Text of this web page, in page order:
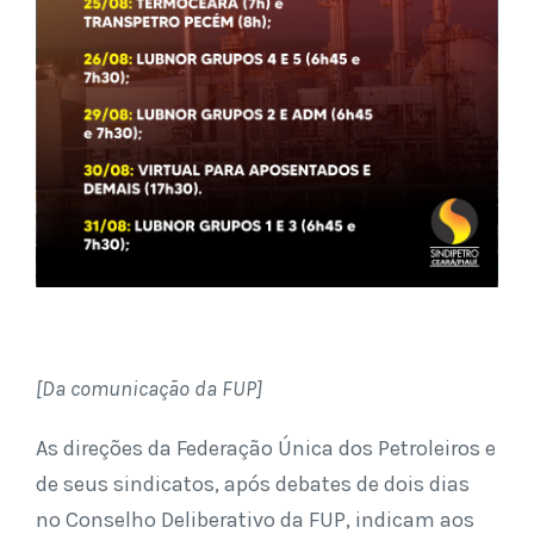
[Da comunicação da FUP]
As direções da Federação Única dos Petroleiros e
de seus sindicatos, após debates de dois dias
no Conselho Deliberativo da FUP, indicam aos